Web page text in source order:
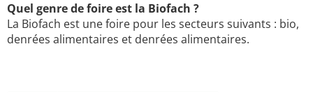
Quel genre de foire est la Biofach ?
La Biofach est une foire pour les secteurs suivants : bio,
denrées alimentaires et denrées alimentaires.